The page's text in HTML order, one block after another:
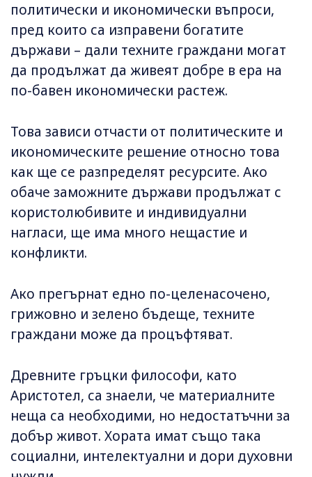
политически и икономически въпроси,
пред които са изправени богатите
държави – дали техните граждани могат
да продължат да живеят добре в ера на
по-бавен икономически растеж.
Това зависи отчасти от политическите и
икономическите решение относно това
как ще се разпределят ресурсите. Ако
обаче заможните държави продължат с
користолюбивите и индивидуални
нагласи, ще има много нещастие и
конфликти.
Ако прегърнат едно по-целенасочено,
грижовно и зелено бъдеще, техните
граждани може да процъфтяват.
Древните гръцки философи, като
Аристотел, са знаели, че материалните
неща са необходими, но недостатъчни за
добър живот. Хората имат също така
социални, интелектуални и дори духовни